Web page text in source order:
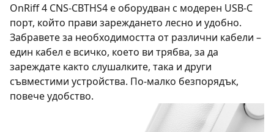
OnRiff 4 CNS-CBTHS4 е оборудван с модерен USB-C
порт, който прави зареждането лесно и удобно.
Забравете за необходимостта от различни кабели –
един кабел е всичко, което ви трябва, за да
зареждате както слушалките, така и други
съвместими устройства. По-малко безпорядък,
повече удобство.